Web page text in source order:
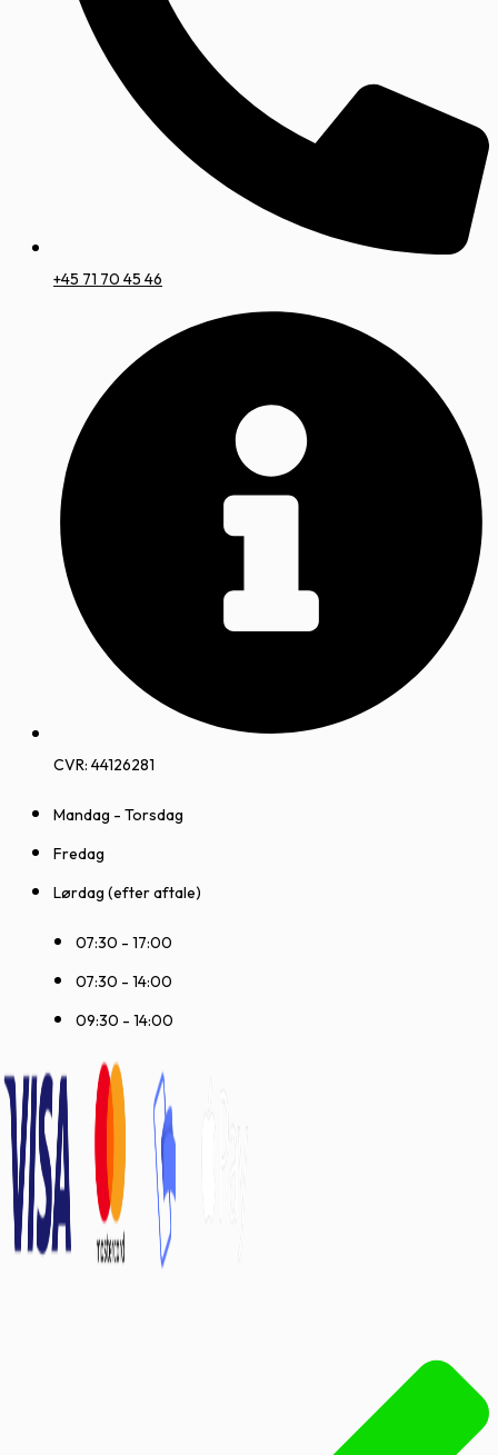
+45 71 70 45 46
CVR: 44126281
Mandag - Torsdag
Fredag
Lørdag (efter aftale)
07:30 - 17:00
07:30 - 14:00
09:30 - 14:00